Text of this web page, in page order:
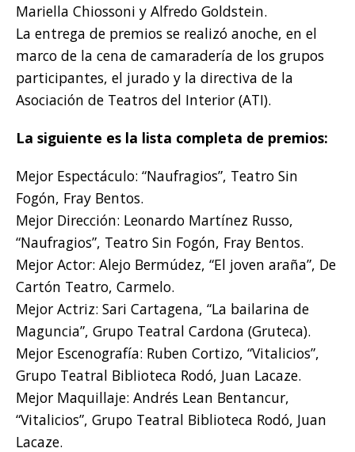
Mariella Chiossoni y Alfredo Goldstein.
La entrega de premios se realizó anoche, en el
marco de la cena de camaradería de los grupos
participantes, el jurado y la directiva de la
Asociación de Teatros del Interior (ATI).
La siguiente es la lista completa de premios:
Mejor Espectáculo: “Naufragios”, Teatro Sin
Fogón, Fray Bentos.
Mejor Dirección: Leonardo Martínez Russo,
“Naufragios”, Teatro Sin Fogón, Fray Bentos.
Mejor Actor: Alejo Bermúdez, “El joven araña”, De
Cartón Teatro, Carmelo.
Mejor Actriz: Sari Cartagena, “La bailarina de
Maguncia”, Grupo Teatral Cardona (Gruteca).
Mejor Escenografía: Ruben Cortizo, “Vitalicios”,
Grupo Teatral Biblioteca Rodó, Juan Lacaze.
Mejor Maquillaje: Andrés Lean Bentancur,
“Vitalicios”, Grupo Teatral Biblioteca Rodó, Juan
Lacaze.